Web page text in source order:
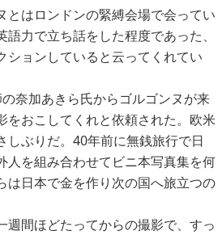
とはロンドンの緊縛会場で会ってい
力で立ち話をした程度であった、
ションしていると云ってくれてい
奈加あきら氏からゴルゴンヌが来
をおこしてくれと依頼された。欧米
しぶりだ。40年前に無銭旅行で日
人を組み合わせてビニ本写真集を何
は日本で金を作り次の国へ旅立つの
週間ほどたってからの撮影で、すっ